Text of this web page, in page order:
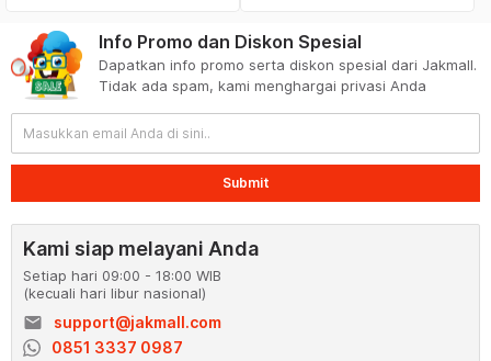
Info Promo dan Diskon Spesial
Dapatkan info promo serta diskon spesial dari Jakmall.
Tidak ada spam, kami menghargai privasi Anda
Submit
Kami siap melayani Anda
Setiap hari 09:00 - 18:00 WIB
(kecuali hari libur nasional)
email
support@jakmall.com
0851 3337 0987